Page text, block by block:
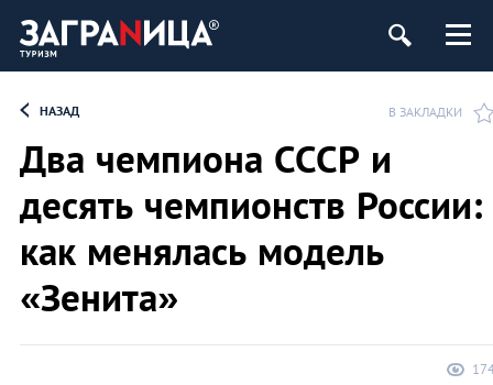
НАЗАД В ЗАКЛАДКИ
Два чемпиона СССР и
десять чемпионств России:
как менялась модель
«Зенита»